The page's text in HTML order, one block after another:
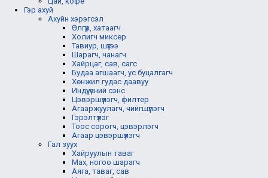
Гэр ахуй
Ахуйн хэрэгсэл
Өлгүүр, хатаагч
Холигч миксер
Тавиур, шүүгээ
Шарагч, чанагч
Хайрцаг, сав, сагс
Будаа агшаагч, ус буцалгагч
Хөнжил гудас даавуу
Индүү, үсний сэнс
Цэвэршүүлэгч, филтер
Агааржуулагч, чийгшүүлэгч
Гэрэлтүүлэг
Тоос сорогч, цэвэрлэгч
Агаар цэвэршүүлэгч
Гал зуух
Хайруулын таваг
Мах, ногоо шарагч
Аяга, таваг, сав